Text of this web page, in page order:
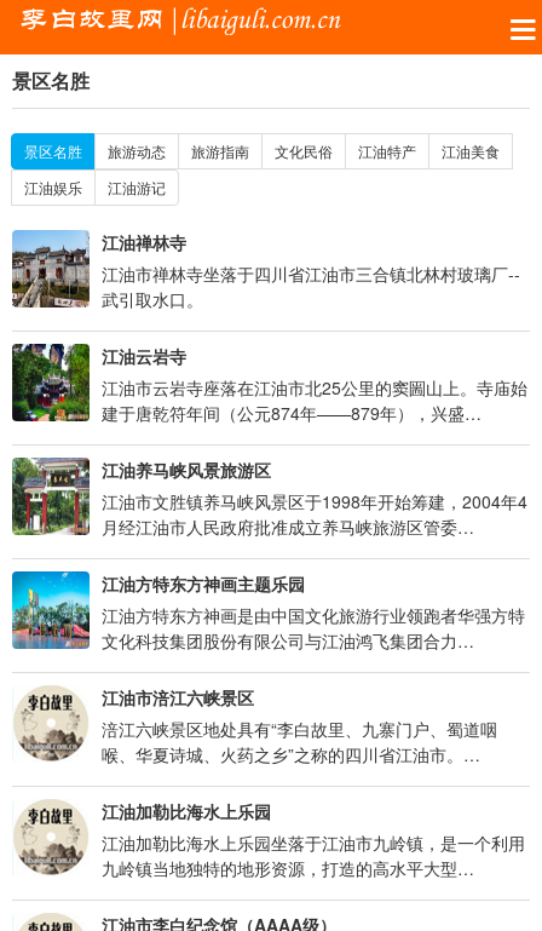
景区名胜
景区名胜 旅游动态 旅游指南 文化民俗 江油特产
江油美食
江油娱乐
江油游记
江油禅林寺
江油市禅林寺坐落于四川省江油市三合镇北林村玻璃厂--
武引取水口。
江油云岩寺
江油市云岩寺座落在江油市北25公里的窦圌山上。寺庙始
建于唐乾符年间（公元874年——879年），兴盛…
江油养马峡风景旅游区
江油市文胜镇养马峡风景区于1998年开始筹建，2004年4
月经江油市人民政府批准成立养马峡旅游区管委…
江油方特东方神画主题乐园
江油方特东方神画是由中国文化旅游行业领跑者华强方特
文化科技集团股份有限公司与江油鸿飞集团合力…
江油市涪江六峡景区
涪江六峡景区地处具有“李白故里、九寨门户、蜀道咽
喉、华夏诗城、火药之乡”之称的四川省江油市。…
江油加勒比海水上乐园
江油加勒比海水上乐园坐落于江油市九岭镇，是一个利用
九岭镇当地独特的地形资源，打造的高水平大型…
江油市李白纪念馆（AAAA级）